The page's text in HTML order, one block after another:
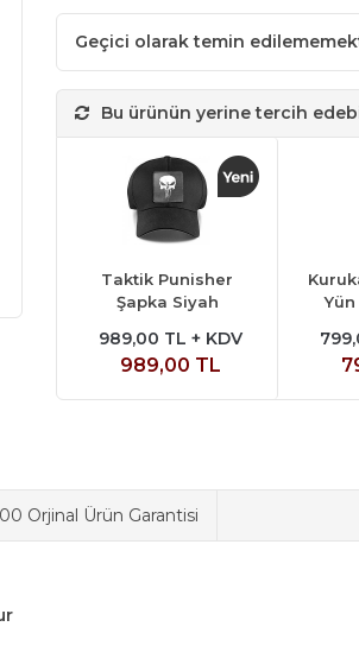
Geçici olarak temin
Bu ürünün yerine tercih
Taktik Punisher
Şapka Siyah
989,00 TL + KDV
989,00 TL
Orjinal Ürün Garantisi